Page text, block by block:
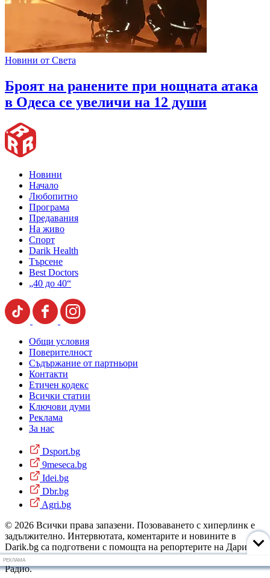
Новини от Света
Броят на ранените при нощната атака
в Одеса се увеличи на 12 души
Новини
Начало
Любопитно
Програма
Предавания
На живо
Спорт
Darik Health
Търсене
Best Doctors
„40 до 40“
Общи условия
Поверителност
Съдържание от партньори
Контакти
Етичен кодекс
Всички статии
Ключови думи
Реклама
За нас
Dsport.bg
9meseca.bg
Idei.bg
Dbr.bg
Agri.bg
© 2026 Всички права запазени. Позоваването с хиперлинк е
задължително. Интервютата, коментарите и новините в
Darik.bg са подготвени с помощта на репортерите на Дарик
Радио и новинарските емисии на радиото. Снимки: Дарик
Радио.
РЕКЛАМА